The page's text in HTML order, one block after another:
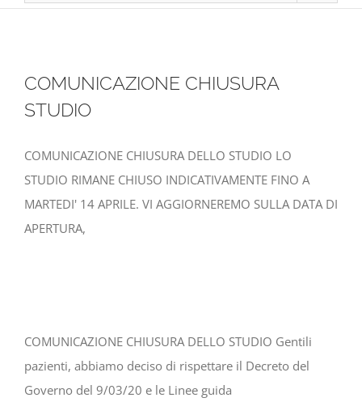
COMUNICAZIONE CHIUSURA
STUDIO
COMUNICAZIONE CHIUSURA DELLO STUDIO LO
STUDIO RIMANE CHIUSO INDICATIVAMENTE FINO A
MARTEDI' 14 APRILE. VI AGGIORNEREMO SULLA DATA DI
APERTURA,
COMUNICAZIONE CHIUSURA DELLO STUDIO Gentili
pazienti, abbiamo deciso di rispettare il Decreto del
Governo del 9/03/20 e le Linee guida